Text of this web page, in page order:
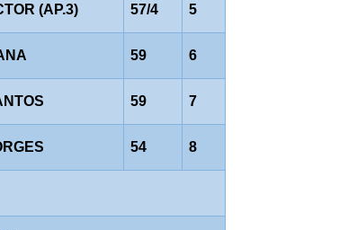
(AP.3) 57/4 5
59 6
59 7
54 8